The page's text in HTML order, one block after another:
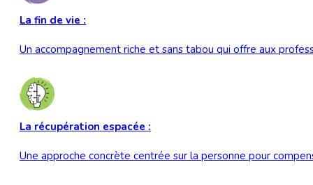
La fin de vie :
Un accompagnement riche et sans tabou qui offre aux
La récupération espacée :
Une approche concrète centrée sur la personne pour